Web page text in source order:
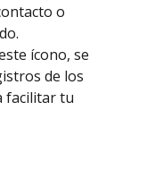
o
ícono, se
de los
facilitar tu